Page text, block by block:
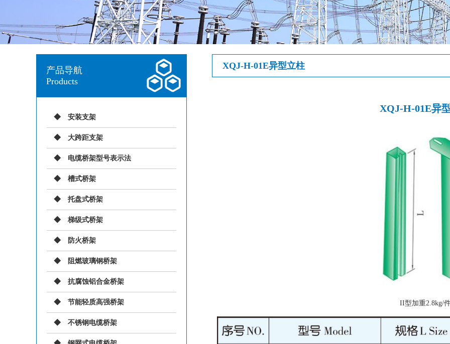
产品导航
Products
安装支架
大跨距支架
电缆桥架型号表示法
槽式桥架
托盘式桥架
梯级式桥架
防火桥架
阻燃玻璃钢桥架
抗腐蚀铝合金桥架
节能轻质高强桥架
不锈钢电缆桥架
XQJ-H-01E异型立柱
XQJ-H-01E异
II型加重2.8kg/